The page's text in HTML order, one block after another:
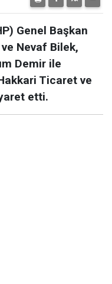
Genel Başkan
ve Nevaf Bilek,
Demir ile
Ticaret ve
etti.